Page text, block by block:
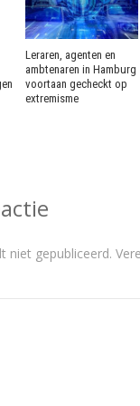
Leraren, agenten en
ambtenaren in Hamburg
voortaan gecheckt op
extremisme
niet gepubliceerd.